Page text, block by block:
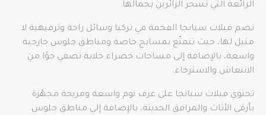
الرائعة التي تسحر الزائرين بجمالها.
تضم فيلات سبانجا الفخمة في تركيا وسائل راحة وترفيهية لا
مثيل لها، حيث تتمتّع بمسابح خاصة ومناطق جلوس خارجية
واسعة، بالإضافة إلى مساحات خضراء خلابة تضفي جوًا من
الانتعاش والاسترخاء.
تحتوي فيلات سبانجا على غرف نوم واسعة ومريحة مجهّزة
بأرقى الأثاث والمرافق الحديثة، بالإضافة إلى مناطق جلوس